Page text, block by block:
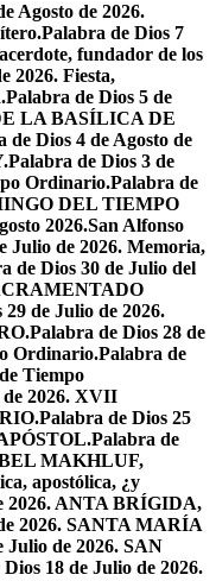
Agosto de 2026.
Palabra de Dios 7
fundador de los
2026. Fiesta,
Palabra de Dios 5 de
LA BASÍLICA DE
de Dios 4 de Agosto de
Palabra de Dios 3 de
Ordinario.Palabra de
DEL TIEMPO
2026.San Alfonso
Julio de 2026. Memoria,
de Dios 30 de Julio del
de Julio de 2026.
Palabra de Dios 28 de
Ordinario.Palabra de
Tiempo
de 2026. XVII
Palabra de Dios 25
Palabra de
MAKHLUF,
apostólica, ¿y
2026. ANTA BRÍGIDA,
2026. SANTA MARÍA
Julio de 2026. SAN
18 de Julio de 2026.